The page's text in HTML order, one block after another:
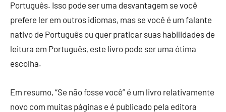
Português. Isso pode ser uma desvantagem se você
prefere ler em outros idiomas, mas se você é um falante
nativo de Português ou quer praticar suas habilidades de
leitura em Português, este livro pode ser uma ótima
escolha.
Em resumo, “Se não fosse você” é um livro relativamente
novo com muitas páginas e é publicado pela editora